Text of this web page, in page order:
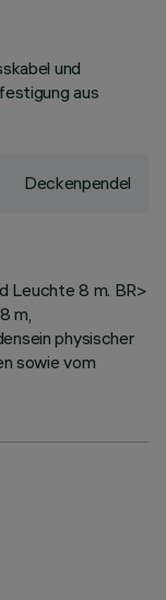
und
aus
Deckenpendel
Leuchte 8 m. BR>
m,
physischer
sowie vom